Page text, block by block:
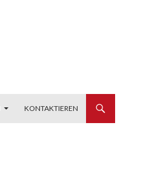
KONTAKTIEREN